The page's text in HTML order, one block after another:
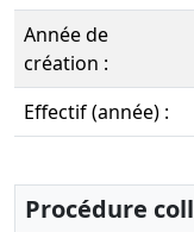
Année de
création :
Effectif (année) :
Procédure